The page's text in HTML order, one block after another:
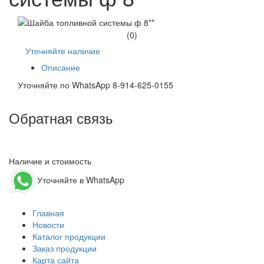
(0)
Уточняйте наличие
Описание
Уточняйте по WhatsApp 8-914-625-0155
Обратная связь
Наличие и стоимость
Уточняйте в WhatsApp
Главная
Новости
Каталог продукции
Заказ продукции
Карта сайта